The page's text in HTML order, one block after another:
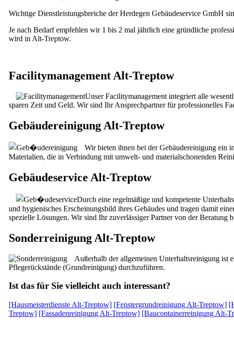
Wichtige Dienstleistungsbreiche der Herdegen Gebäudeservice GmbH
Je nach Bedarf empfehlen wir 1 bis 2 mal jährlich eine gründliche
wird in Alt-Treptow.
Facilitymanagement Alt-Treptow
Unser Facilitymanagement integriert alle
sparen Zeit und Geld. Wir sind Ihr Ansprechpartner für professionelles
Gebäudereinigung Alt-Treptow
Wir bieten ihnen bei der Gebäudereinigung ein
Materialien, die in Verbindung mit umwelt- und materialschonenden
Gebäudeservice Alt-Treptow
Durch eine regelmäßige und kompetente
und hygienisches Erscheinungsbild ihres Gebäudes und tragen damit
spezielle Lösungen. Wir sind Ihr zuverlässiger Partner von der Beratung
Sonderreinigung Alt-Treptow
Außerhalb der allgemeinen Unterhaltsreinigung ist
Pflegerückstände (Grundreinigung) durchzuführen.
Ist das für Sie vielleicht auch interessant?
[Hausmeisterdienste Alt-Treptow] [Fenstergrundreinigung Alt-Treptow]
Treptow] [Fassadenreinigung Alt-Treptow] [Baucontainerreinigung Alt-